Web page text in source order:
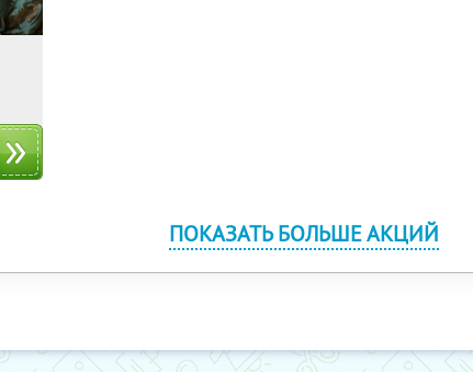
ПОКАЗАТЬ БОЛЬШЕ АКЦИЙ